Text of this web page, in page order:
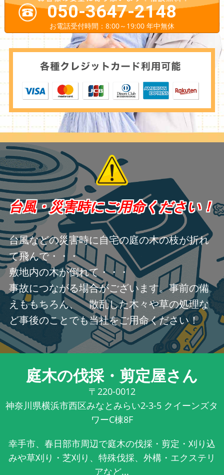
050-3647-2148
お電話受付時間：8:00～19:00 年中無休
台風・災害時にご用命ください！
台風などの災害時に自宅の庭の木の枝が折れ
て飛んで・・・
敷地内の木が倒れて・・・
事故につながる場合がございます。事前の備
えももちろん、 散乱した木々や草の処理な
ど事後のことでも当社をご用命ください！
庭木の伐採・剪定屋さん
〒220-0012
神奈川県横浜市西区みなとみらい2-3-5 クイーンズタ
ワーC棟8F
幸手市、春日部市周辺で庭木の伐採・剪定・刈り込
みや草刈り・芝刈り、特殊伐採、外構・エクステリ
アなど...